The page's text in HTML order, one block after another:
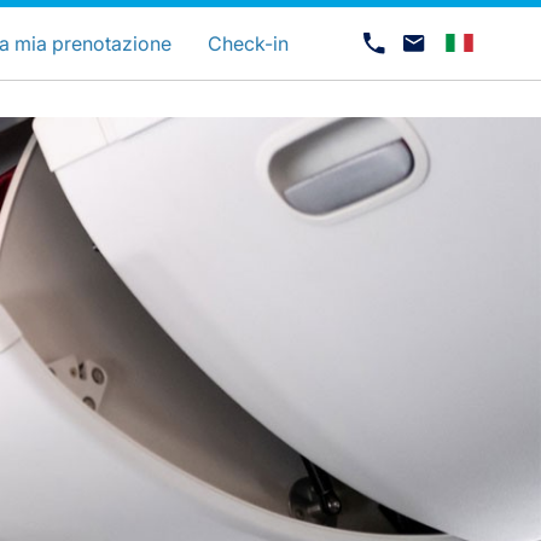
Opportunità di lavoro con Luxair
mia prenotazione Check-in